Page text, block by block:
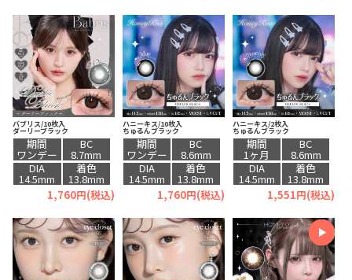
バブリス/10枚入
ダーリーブラック
期間
ワンデー
BC
8.7mm
DIA
14.5mm
着色
13.8mm
1,760円(税込)
ハニーキス/10枚入
ちゅるんブラック
期間
ワンデー
BC
8.6mm
DIA
14.5mm
着色
13.8mm
1,760円(税込)
ハニーキス/2枚入
ちゅるんブラック
期間
1ヶ月
BC
8.6mm
DIA
14.5mm
着色
13.8mm
1,551円(税込)